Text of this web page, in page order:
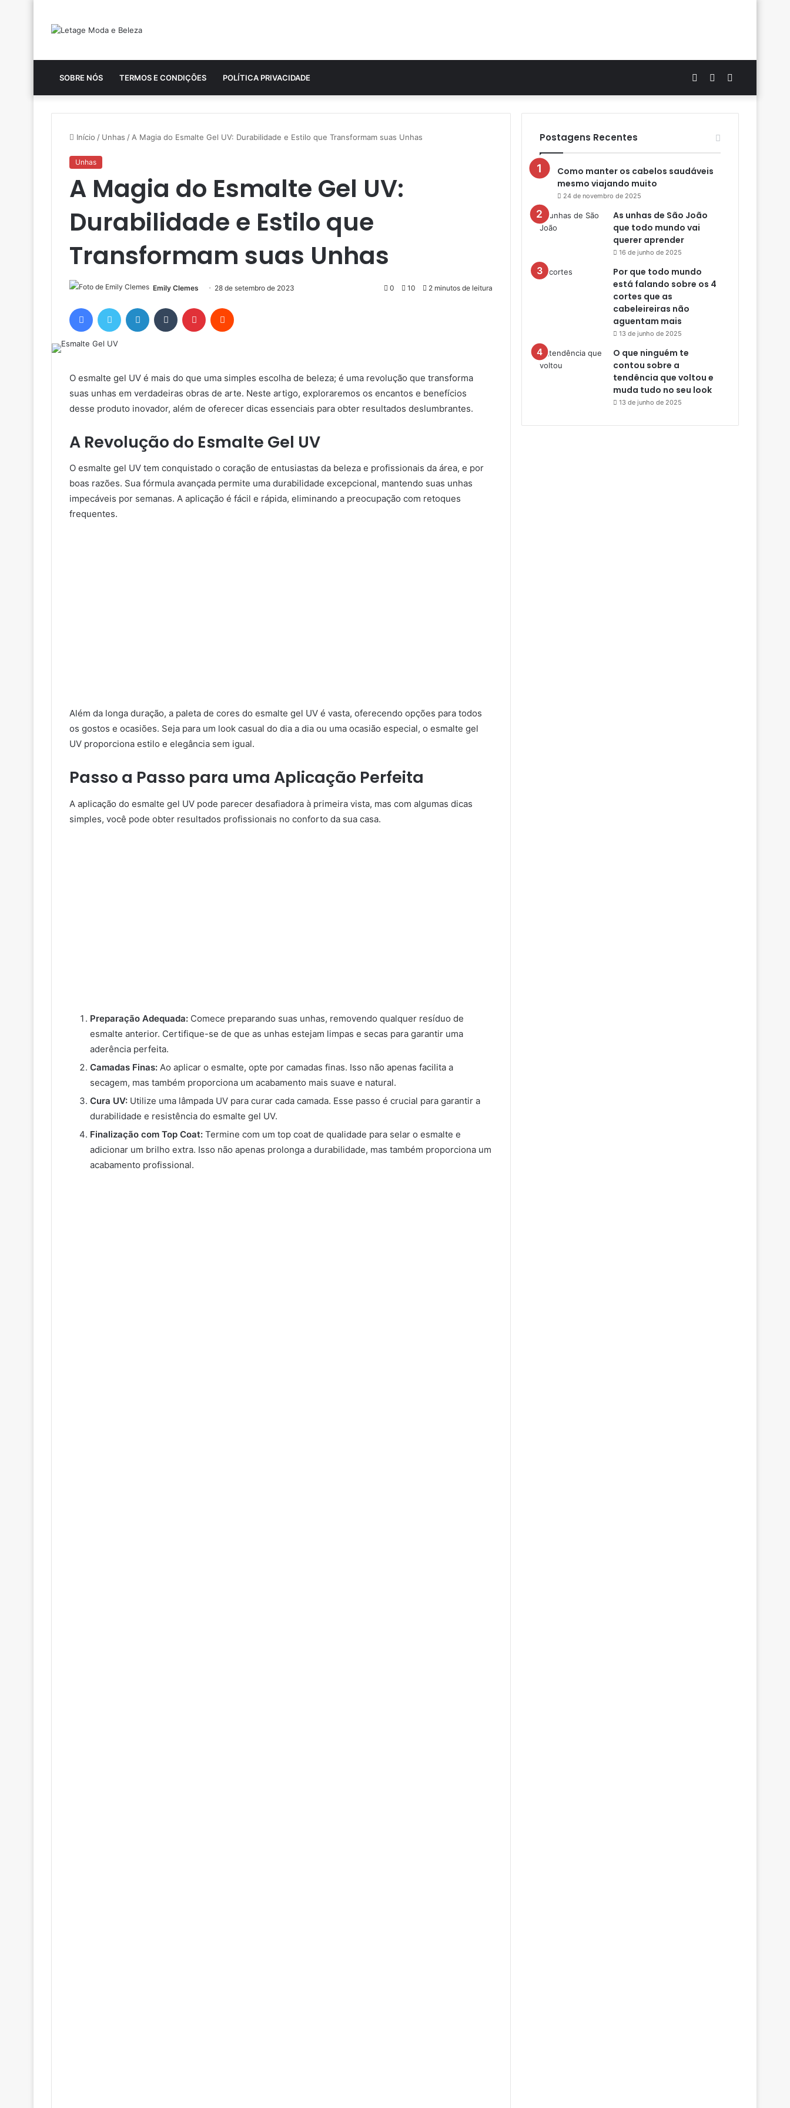
SOBRE NÓS TERMOS E CONDIÇÕES POLÍTICA PRIVACIDADE
por
Switch
skin
Artigo
aleatório
Início / Unhas / A Magia do Esmalte Gel UV: Durabilidade e Estilo que Transformam suas Unhas
Unhas
A Magia do Esmalte Gel UV:
Durabilidade e Estilo que
Transformam suas Unhas
Emily Clemes 28 de setembro de 2023 0 10 2 minutos de leitura
FacebookTwitter Linkedin Tumblr Pinterest
O esmalte gel UV é mais do que uma simples escolha de beleza; é uma revolução que transforma
suas unhas em verdadeiras obras de arte. Neste artigo, exploraremos os encantos e benefícios
desse produto inovador, além de oferecer dicas essenciais para obter resultados deslumbrantes.
A Revolução do Esmalte Gel UV
O esmalte gel UV tem conquistado o coração de entusiastas da beleza e profissionais da área, e por
boas razões. Sua fórmula avançada permite uma durabilidade excepcional, mantendo suas unhas
impecáveis por semanas. A aplicação é fácil e rápida, eliminando a preocupação com retoques
frequentes.
Além da longa duração, a paleta de cores do esmalte gel UV é vasta, oferecendo opções para todos
os gostos e ocasiões. Seja para um look casual do dia a dia ou uma ocasião especial, o esmalte gel
UV proporciona estilo e elegância sem igual.
Passo a Passo para uma Aplicação Perfeita
A aplicação do esmalte gel UV pode parecer desafiadora à primeira vista, mas com algumas dicas
simples, você pode obter resultados profissionais no conforto da sua casa.
Preparação Adequada: Comece preparando suas unhas, removendo qualquer resíduo de
esmalte anterior. Certifique-se de que as unhas estejam limpas e secas para garantir uma
aderência perfeita.
Camadas Finas: Ao aplicar o esmalte, opte por camadas finas. Isso não apenas facilita a
secagem, mas também proporciona um acabamento mais suave e natural.
Cura UV: Utilize uma lâmpada UV para curar cada camada. Esse passo é crucial para garantir a
durabilidade e resistência do esmalte gel UV.
Finalização com Top Coat: Termine com um top coat de qualidade para selar o esmalte e
adicionar um brilho extra. Isso não apenas prolonga a durabilidade, mas também proporciona um
acabamento profissional.
Postagens Recentes
Como manter os cabelos saudáveis
mesmo viajando muito
24 de novembro de 2025
As unhas de São João
que todo mundo vai
querer aprender
16 de junho de 2025
Por que todo mundo
está falando sobre os 4
cortes que as
cabeleireiras não
aguentam mais
13 de junho de 2025
O que ninguém te
contou sobre a
tendência que voltou e
muda tudo no seu look
13 de junho de 2025